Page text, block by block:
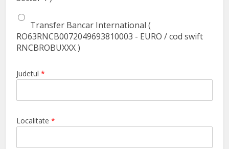
Transfer Bancar International (
RO63RNCB0072049693810003 - EURO / cod swift
RNCBROBUXXX )
Judetul*
Localitate*